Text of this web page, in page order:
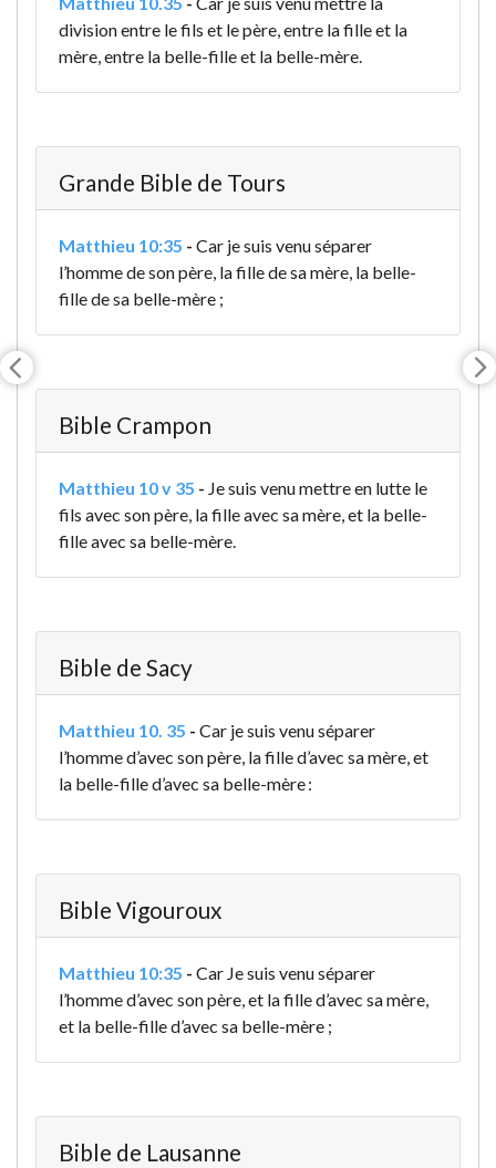
division entre le fils et le père, entre la fille et la
mère, entre la belle-fille et la belle-mère.
Grande Bible de Tours
Matthieu 10:35 - Car je suis venu séparer
l’homme de son père, la fille de sa mère, la belle-
fille de sa belle-mère ;
Bible Crampon
Matthieu 10 v 35 - Je suis venu mettre en lutte le
fils avec son père, la fille avec sa mère, et la belle-
fille avec sa belle-mère.
Bible de Sacy
Matthieu 10. 35 - Car je suis venu séparer
l’homme d’avec son père, la fille d’avec sa mère, et
la belle-fille d’avec sa belle-mère :
Bible Vigouroux
Matthieu 10:35 - Car Je suis venu séparer
l’homme d’avec son père, et la fille d’avec sa mère,
et la belle-fille d’avec sa belle-mère ;
Bible de Lausanne